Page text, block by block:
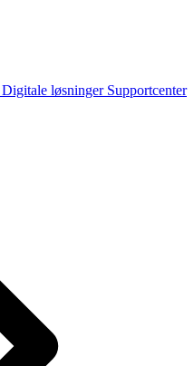
Digitale løsninger Supportcenter